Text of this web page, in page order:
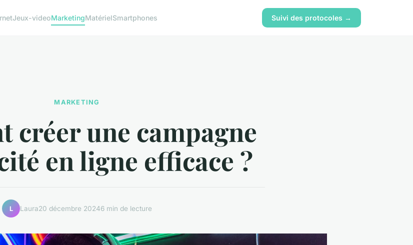
Jeux-videoMarketingMatérielSmartphones Suivi des protocoles →
MARKETING
créer une campagne
en ligne efficace ?
L Laura20 décembre 20246 min de lecture